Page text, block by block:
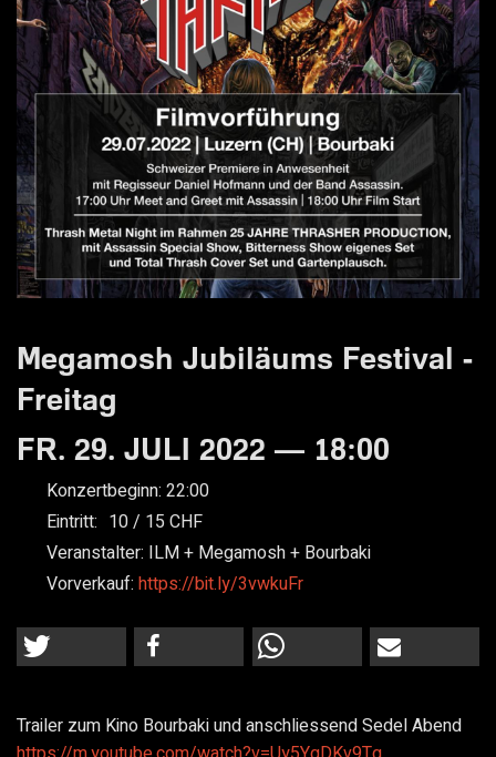
Megamosh Jubiläums Festival -
Freitag
FR. 29. JULI 2022 — 18:00
Konzertbeginn: 22:00
Eintritt: 10
15
Veranstalter: ILM + Megamosh + Bourbaki
Vorverkauf: https://bit.ly/3vwkuFr
Trailer zum Kino Bourbaki und anschliessend Sedel Abend